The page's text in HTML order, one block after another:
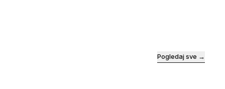
Pogledaj sve →